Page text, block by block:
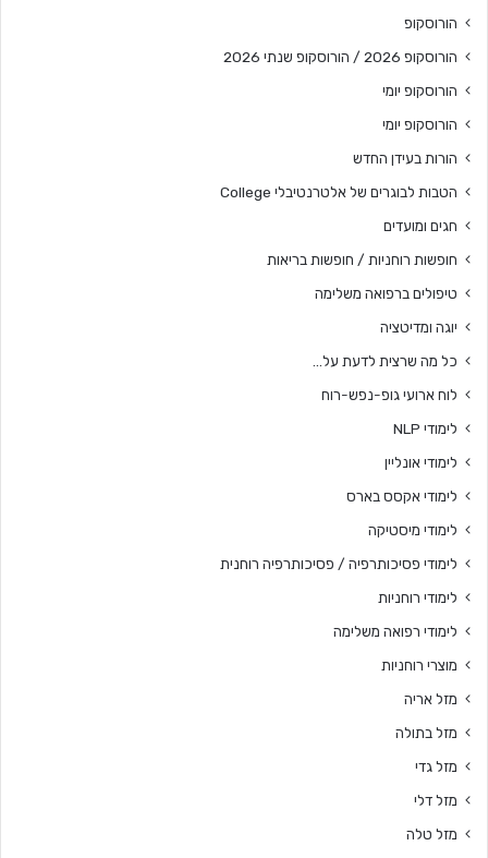
הורוסקופ
הורוסקופ 2026 / הורוסקופ שנתי 2026
הורוסקופ יומי
הורוסקופ יומי
הורות בעידן החדש
הטבות לבוגרים של אלטרנטיבלי College
חגים ומועדים
חופשות רוחניות / חופשות בריאות
טיפולים ברפואה משלימה
יוגה ומדיטציה
כל מה שרצית לדעת על…
לוח ארועי גופ-נפש-רוח
לימודי NLP
לימודי אונליין
לימודי אקסס בארס
לימודי מיסטיקה
לימודי פסיכותרפיה / פסיכותרפיה רוחנית
לימודי רוחניות
לימודי רפואה משלימה
מוצרי רוחניות
מזל אריה
מזל בתולה
מזל גדי
מזל דלי
מזל טלה